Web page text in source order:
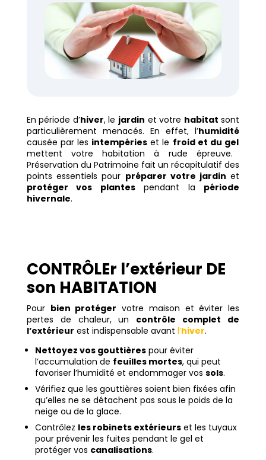
En période d’hiver, le jardin et votre habitat sont
particulièrement menacés. En effet, l’humidité
causée par les intempéries et le froid et du gel
mettent votre habitation à rude épreuve.
Préservation du Patrimoine fait un récapitulatif des
points essentiels pour préparer votre jardin et
protéger vos plantespendant la période
hivernale.
CONTRÔLEr l’extérieur DE
son HABITATION
Pour bien protéger votre maison et éviter les
pertes de chaleur, un contrôle complet de
l’extérieur est indispensable avant l’hiver.
Nettoyez vos gouttièrespour éviter
l’accumulation de feuilles mortes, qui peut
favoriser l’humidité et endommager vos sols.
Vérifiez que les gouttières soient bien fixées afin
qu’elles ne se détachent pas sous le poids de la
neige ou de la glace.
Contrôlez les robinets extérieurset les tuyaux
pour prévenir les fuites pendant le gel et
protéger vos canalisations.